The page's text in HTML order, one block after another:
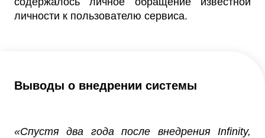
личности к пользователю сервиса.
Выводы о внедрении системы
«Спустя два года после внедрения Infinity,